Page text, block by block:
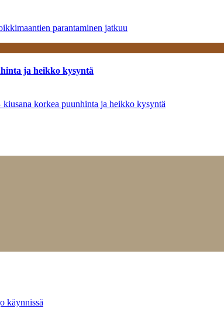
parantaminen jatkuu
ja heikko kysyntä
korkea puunhinta ja heikko kysyntä
käynnissä